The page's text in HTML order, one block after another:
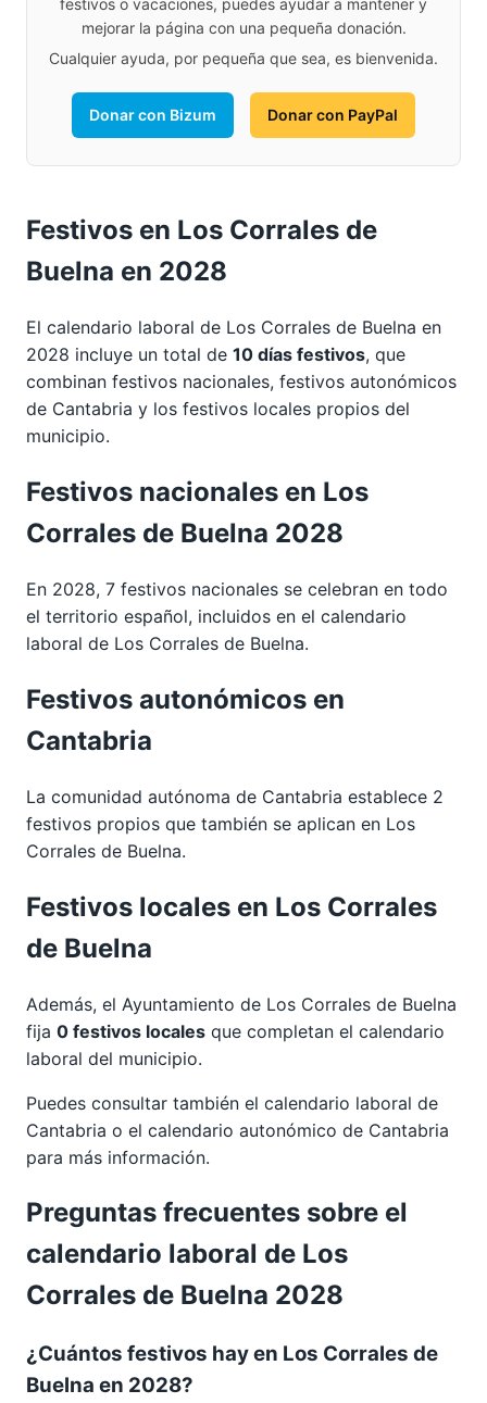
festivos o vacaciones, puedes ayudar a mantener y
mejorar la página con una pequeña donación.
Cualquier ayuda, por pequeña que sea, es bienvenida.
Donar con Bizum Donar con PayPal
Festivos en Los Corrales de
Buelna en 2028
El calendario laboral de Los Corrales de Buelna en
2028 incluye un total de 10 días festivos, que
combinan festivos nacionales, festivos autonómicos
de Cantabria y los festivos locales propios del
municipio.
Festivos nacionales en Los
Corrales de Buelna 2028
En 2028, 7 festivos nacionales se celebran en todo
el territorio español, incluidos en el calendario
laboral de Los Corrales de Buelna.
Festivos autonómicos en
Cantabria
La comunidad autónoma de Cantabria establece 2
festivos propios que también se aplican en Los
Corrales de Buelna.
Festivos locales en Los Corrales
de Buelna
Además, el Ayuntamiento de Los Corrales de Buelna
fija 0 festivos locales que completan el calendario
laboral del municipio.
Puedes consultar también el calendario laboral de
Cantabria o el calendario autonómico de Cantabria
para más información.
Preguntas frecuentes sobre el
calendario laboral de Los
Corrales de Buelna 2028
¿Cuántos festivos hay en Los Corrales de
Buelna en 2028?